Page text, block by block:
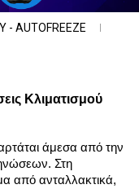
AUTOFREEZE
Κλιματισμού
άμεσα από την
από ανταλλακτικά,